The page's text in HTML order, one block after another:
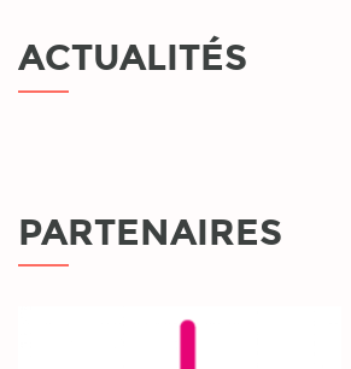
ACTUALITÉS
PARTENAIRES